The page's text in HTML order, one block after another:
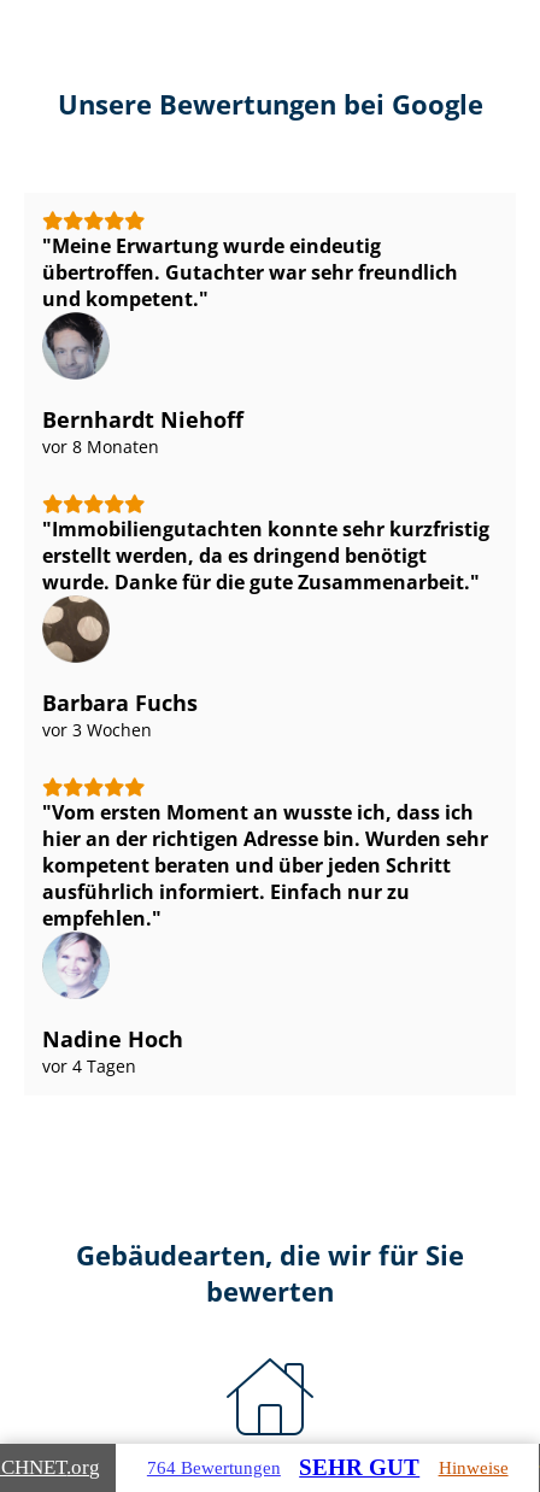
Unsere Bewertungen bei Google
Meine Erwartung wurde eindeutig
übertroffen. Gutachter war sehr freundlich
und kompetent.
Bernhardt Niehoff
vor 8 Monaten
Im­mo­bi­li­en­gut­ach­ten konnte sehr kurzfristig
erstellt werden, da es dringend benötigt
wurde. Danke für die gute Zusammenarbeit.
Barbara Fuchs
vor 3 Wochen
Vom ersten Moment an wusste ich, dass ich
hier an der richtigen Adresse bin. Wurden sehr
kompetent beraten und über jeden Schritt
ausführlich informiert. Einfach nur zu
empfehlen.
Nadine Hoch
vor 4 Tagen
Gebäudearten, die wir für Sie
bewerten
Wohnimmobilien
.org 764 Bewertungen SEHR GUT Hinweise